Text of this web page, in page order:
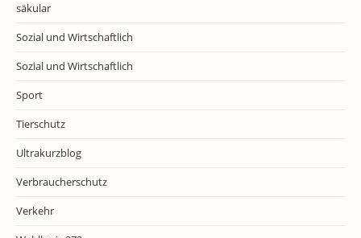
säkular
Sozial und Wirtschaftlich
Sozial und Wirtschaftlich
Sport
Tierschutz
Ultrakurzblog
Verbraucherschutz
Verkehr